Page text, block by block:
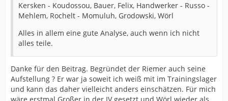
Kersken - Koudossou, Bauer, Felix, Handwerker - Russo -
Mehlem, Rochelt - Momuluh, Grodowski, Wörl
Alles in allem eine gute Analyse, auch wenn ich nicht
alles teile.
Danke für den Beitrag. Begründet der Riemer auch seine
Aufstellung ? Er war ja soweit ich weiß mit im Trainingslager
und kann das daher vielleicht anders einschätzen. Für mich